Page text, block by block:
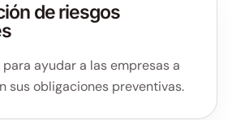
de riesgos
ayudar a las empresas a
sus obligaciones preventivas.